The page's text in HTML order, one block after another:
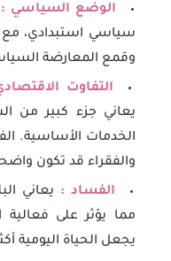
الوضع السياسي :
سياسي استبدادي، مع
وقمع المعارضة
التفاوت
يعاني جزء كبير من
الخدمات الأساسية.
والفقراء قد تكون
الفساد : يعاني
مما يؤثر على فعالية
يجعل الحياة اليومية